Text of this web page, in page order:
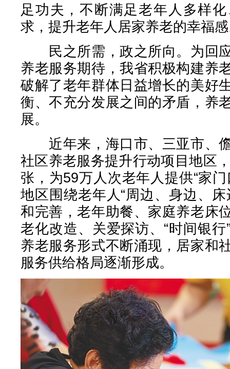
足功夫，不断满足老年人多样
求，提升老年人居家养老的幸福
民之所需，政之所向。为回
养老服务期待，我省积极构建养
破解了老年群体日益增长的美好
衡、不充分发展之间的矛盾，养
展。
近年来，海口市、三亚市、
社区养老服务提升行动项目地区
张，为59万人次老年人提供“家
地区围绕老年人“周边、身边、
和完善，老年助餐、家庭养老床
老化改造、关爱探访、“时间银
养老服务形式不断涌现，居家和
服务供给格局逐渐形成。